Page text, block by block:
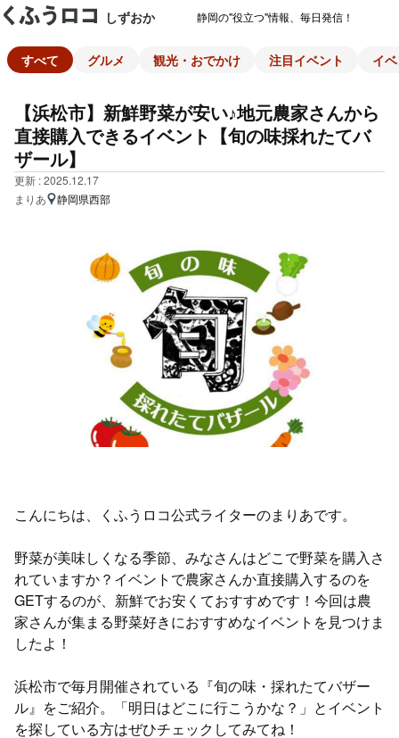
しずおか 静岡の"役立つ"情報、毎日発信！
すべて グルメ 観光・おでかけ 注目イベント イ
【浜松市】新鮮野菜が安い♪地元農家さんから
直接購入できるイベント【旬の味採れたてバ
ザール】
更新 : 2025.12.17
まりあ
静岡県西部
こんにちは、くふうロコ公式ライターのまりあです。
野菜が美味しくなる季節、みなさんはどこで野菜を購入さ
れていますか？イベントで農家さんか直接購入するのを
GETするのが、新鮮でお安くておすすめです！今回は農
家さんが集まる野菜好きにおすすめなイベントを見つけま
したよ！
浜松市で毎月開催されている『旬の味・採れたてバザー
ル』をご紹介。「明日はどこに行こうかな？」とイベント
を探している方はぜひチェックしてみてね！